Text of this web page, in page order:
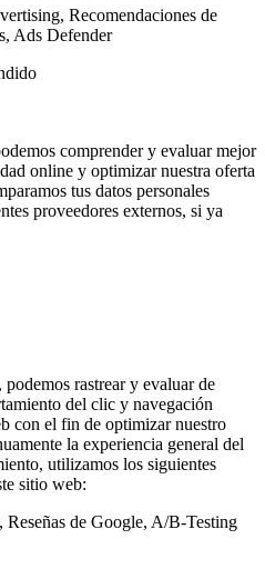
Recomendaciones de
Ads Defender
comprender y evaluar mejor
online y optimizar nuestra oferta
tus datos personales
proveedores externos, si ya
rastrear y evaluar de
del clic y navegación
con el fin de optimizar nuestro
la experiencia general del
utilizamos los siguientes
sitio web:
de Google, A/B-Testing